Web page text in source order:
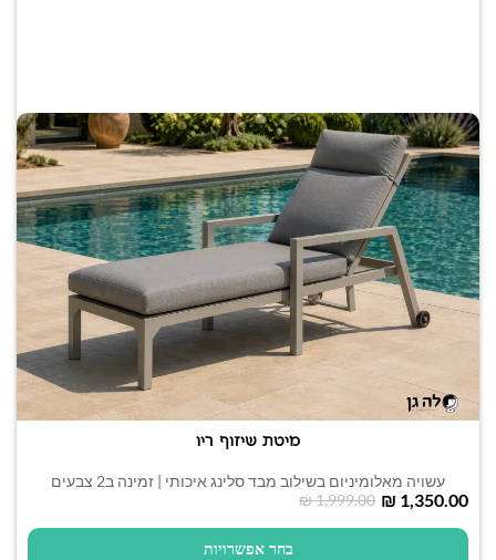
מיטת שיזוף ריו
עשויה מאלומיניום בשילוב מבד סלינג איכותי | זמינה ב2 צבעים
₪1,999.00 ₪ 1,350.00
בחר אפשרויות